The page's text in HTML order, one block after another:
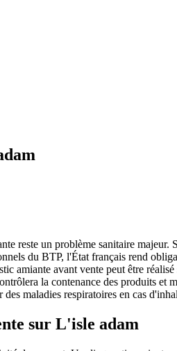
reste un problème sanitaire
du BTP, l'État français rend
amiante avant vente peut être
la contenance des produits et
maladies respiratoires en cas
sur L'isle adam